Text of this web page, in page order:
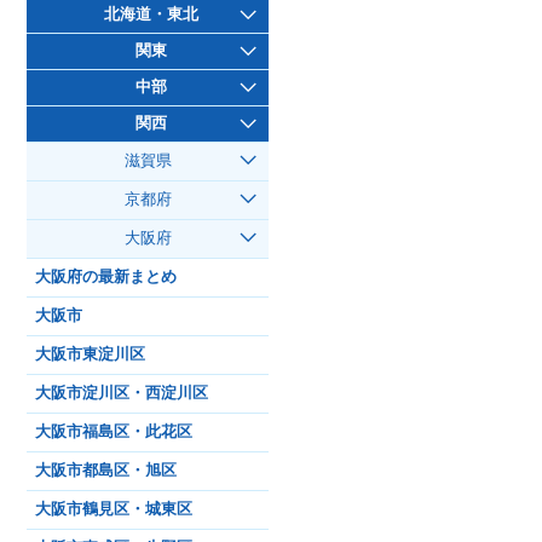
北海道・東北
関東
中部
関西
滋賀県
京都府
大阪府
大阪府の最新まとめ
大阪市
大阪市東淀川区
大阪市淀川区・西淀川区
大阪市福島区・此花区
大阪市都島区・旭区
大阪市鶴見区・城東区